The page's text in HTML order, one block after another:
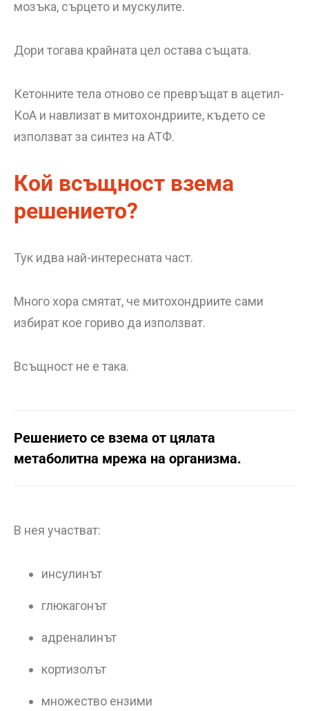
мозъка, сърцето и мускулите.
Дори тогава крайната цел остава същата.
Кетонните тела отново се превръщат в ацетил-
КоА и навлизат в митохондриите, където се
използват за синтез на АТФ.
Кой всъщност взема
решението?
Тук идва най-интересната част.
Много хора смятат, че митохондриите сами
избират кое гориво да използват.
Всъщност не е така.
Решението се взема от цялата
метаболитна мрежа на организма.
В нея участват:
инсулинът
глюкагонът
адреналинът
кортизолът
множество ензими